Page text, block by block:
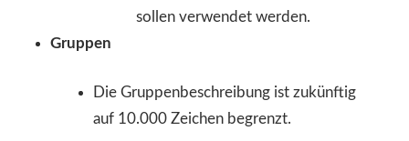
sollen verwendet werden.
Gruppen
Die Gruppenbeschreibung ist zukünftig
auf 10.000 Zeichen begrenzt.